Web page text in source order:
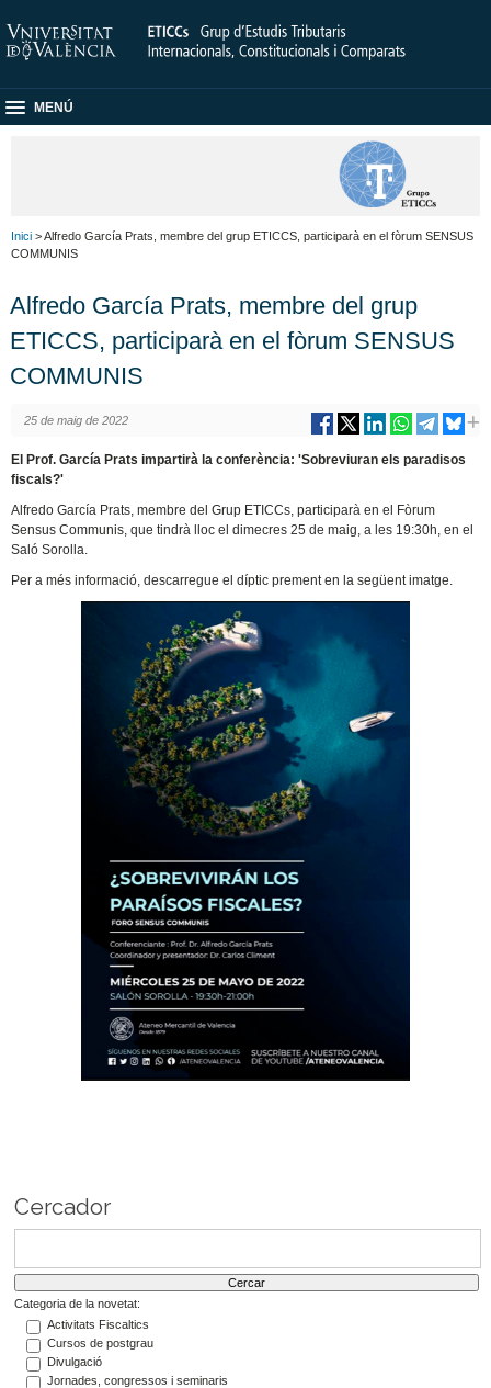
MENÚ
Inici > Alfredo García Prats, membre del grup ETICCS, participarà en el fòrum SENSUS
COMMUNIS
Alfredo García Prats, membre del grup
ETICCS, participarà en el fòrum SENSUS
COMMUNIS
25 de maig de 2022
El Prof. García Prats impartirà la conferència: 'Sobreviuran els paradisos
fiscals?'
Alfredo García Prats, membre del Grup ETICCs, participarà en el Fòrum
Sensus Communis, que tindrà lloc el dimecres 25 de maig, a les 19:30h, en el
Saló Sorolla.
Per a més informació, descarregue el díptic prement en la següent imatge.
Cercador
Categoria de la novetat:
Activitats Fiscaltics
Cursos de postgrau
Divulgació
Jornades, congressos i seminaris